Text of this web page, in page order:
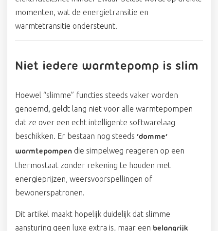
momenten, wat de energietransitie en
warmtetransitie ondersteunt.
Niet iedere warmtepomp is slim
Hoewel “slimme” functies steeds vaker worden
genoemd, geldt lang niet voor alle warmtepompen
dat ze over een echt intelligente softwarelaag
beschikken. Er bestaan nog steeds ‘domme’
warmtepompen die simpelweg reageren op een
thermostaat zonder rekening te houden met
energieprijzen, weersvoorspellingen of
bewonerspatronen.
Dit artikel maakt hopelijk duidelijk dat slimme
aansturing geen luxe extra is, maar een belangrijk